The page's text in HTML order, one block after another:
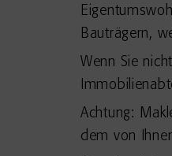
Bauträgern,
Wenn Sie
Achtung:
dem von